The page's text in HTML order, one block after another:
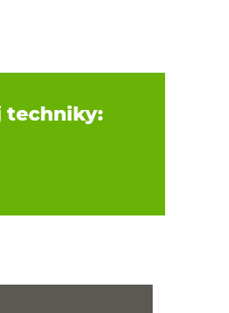
techniky: